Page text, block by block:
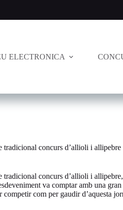
ELECTRONICA
tradicional concurs d’allioli i allipebre
tradicional concurs d’allioli i
va comptar amb una
com per gaudir d’aquesta